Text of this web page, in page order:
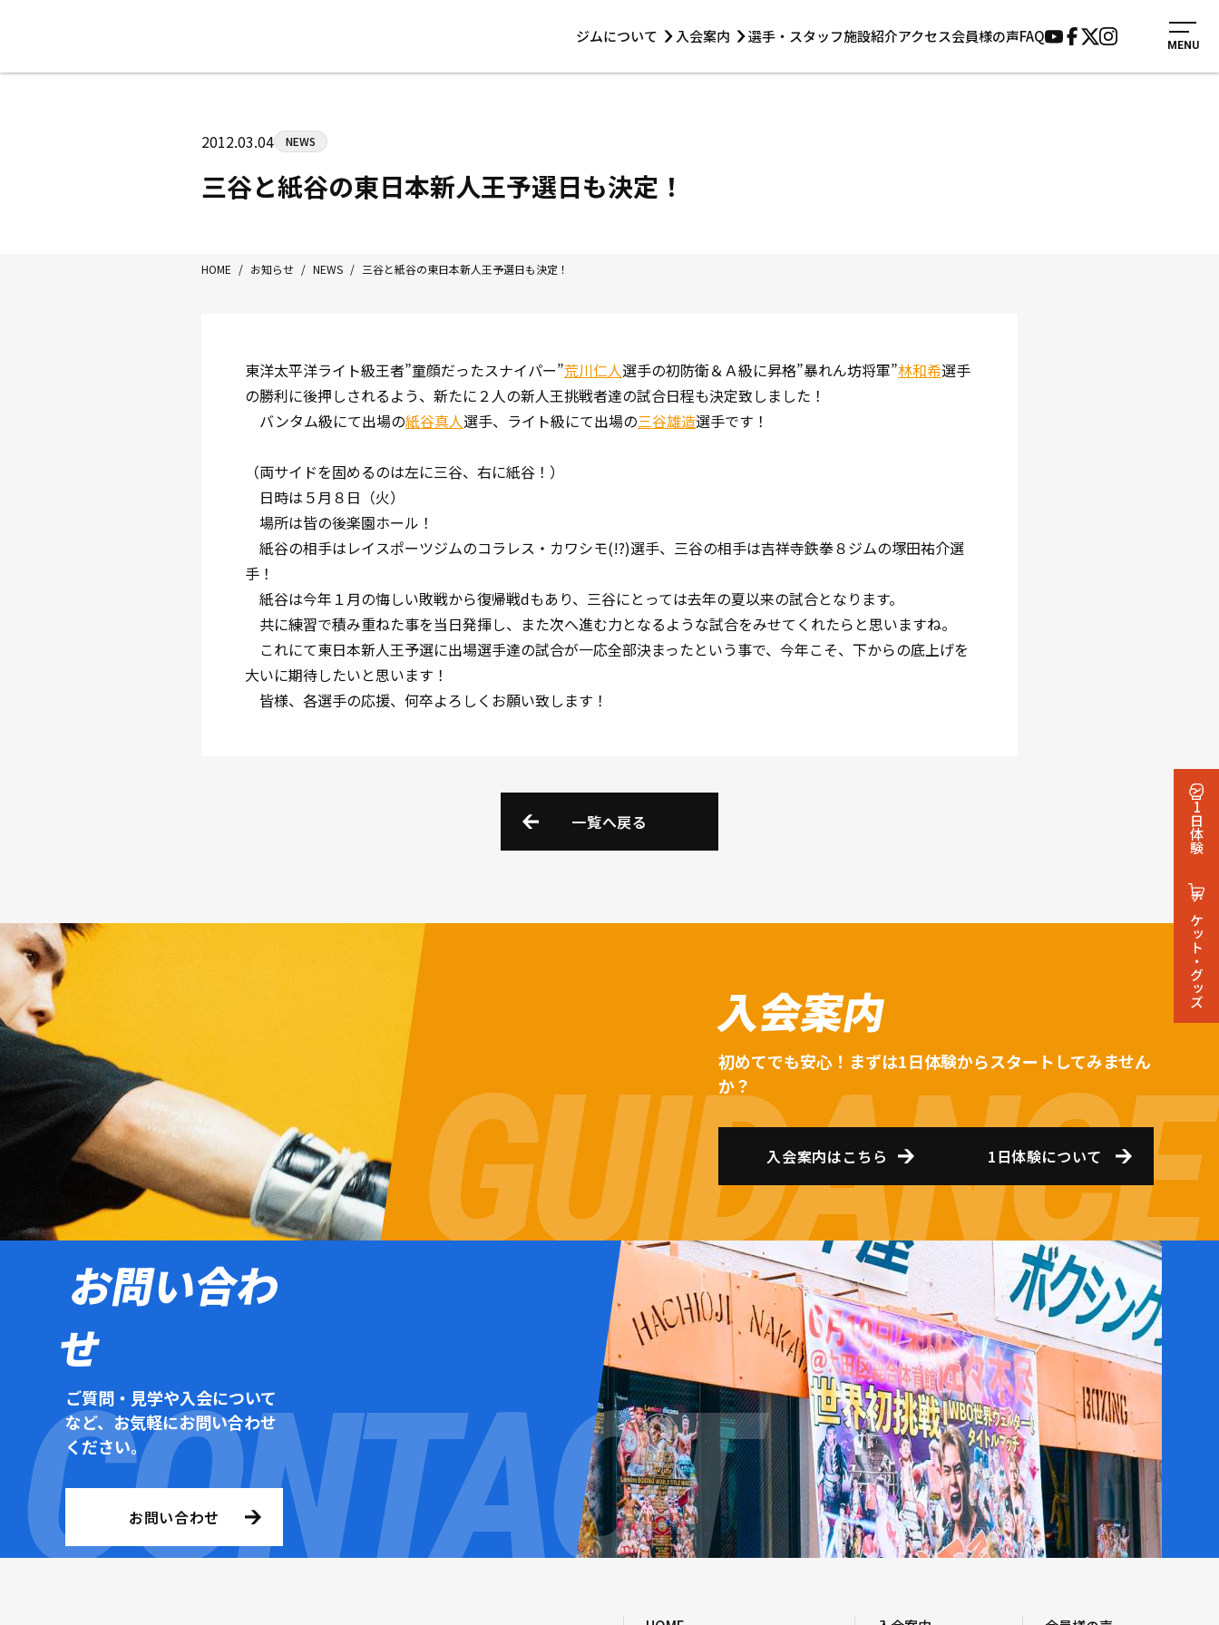
1日体験
チケット・グッズ
ジムについて 入会案内 選手・スタッフ施設紹介アクセス会員様の声FAQ MENU
Tel/Fax：042-622-7222
選手・スタッフ
2012.03.04 NEWS
三谷と紙谷の東日本新人王予選日も決定！
HOME / お知らせ / NEWS / 三谷と紙谷の東日本新人王予選日も決定！
東洋太平洋ライト級王者”童顔だったスナイパー”荒川仁人選手の初防衛＆Ａ級に昇格”暴れん坊将軍”林和希選手
の勝利に後押しされるよう、新たに２人の新人王挑戦者達の試合日程も決定致しました！
バンタム級にて出場の紙谷真人選手、ライト級にて出場の三谷雄造選手です！
（両サイドを固めるのは左に三谷、右に紙谷！）
日時は５月８日（火）
場所は皆の後楽園ホール！
紙谷の相手はレイスポーツジムのコラレス・カワシモ(!?)選手、三谷の相手は吉祥寺鉄拳８ジムの塚田祐介選
手！
紙谷は今年１月の悔しい敗戦から復帰戦dもあり、三谷にとっては去年の夏以来の試合となります。
共に練習で積み重ねた事を当日発揮し、また次へ進む力となるような試合をみせてくれたらと思いますね。
これにて東日本新人王予選に出場選手達の試合が一応全部決まったという事で、今年こそ、下からの底上げを
大いに期待したいと思います！
皆様、各選手の応援、何卒よろしくお願い致します！
一覧へ戻る
入会案内
初めてでも安心！まずは1日体験からスタートしてみません
か？
入会案内はこちら 1日体験について
お問い合わ
せ
ご質問・見学や入会について
など、お気軽にお問い合わせ
ください。
お問い合わせ